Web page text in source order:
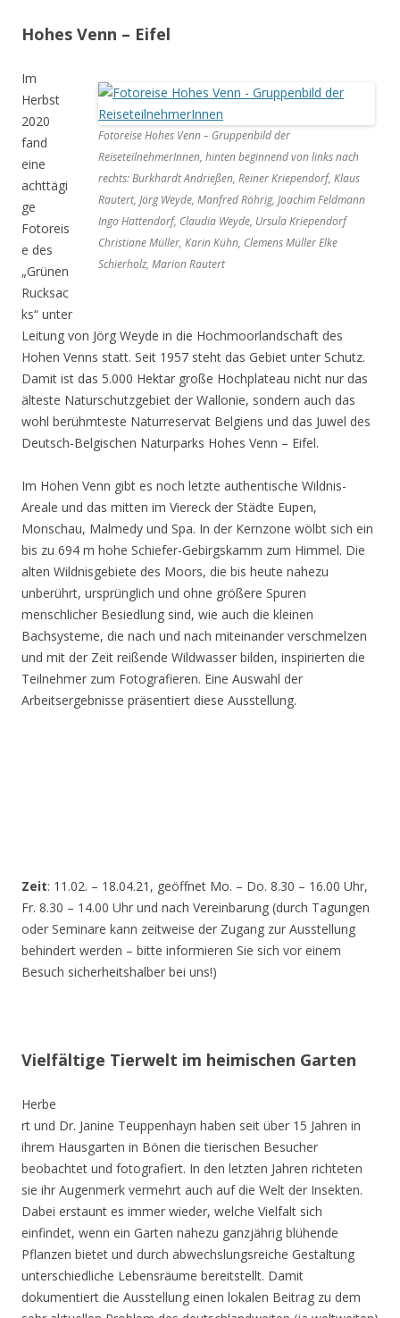
Hohes Venn – Eifel
Fotoreise Hohes Venn – Gruppenbild der
ReiseteilnehmerInnen, hinten beginnend von links nach
rechts: Burkhardt Andrießen, Reiner Kriependorf, Klaus
Rautert, Jörg Weyde, Manfred Röhrig, Joachim Feldmann
Ingo Hattendorf, Claudia Weyde, Ursula Kriependorf
Christiane Müller, Karin Kühn, Clemens Müller Elke
Schierholz, Marion Rautert
Im
Herbst
2020
fand
eine
achttägi
ge
Fotoreis
e des
„Grünen
Rucksac
ks“ unter
Leitung von Jörg Weyde in die Hochmoorlandschaft des
Hohen Venns statt. Seit 1957 steht das Gebiet unter Schutz.
Damit ist das 5.000 Hektar große Hochplateau nicht nur das
älteste Naturschutzgebiet der Wallonie, sondern auch das
wohl berühmteste Naturreservat Belgiens und das Juwel des
Deutsch-Belgischen Naturparks Hohes Venn – Eifel.
Im Hohen Venn gibt es noch letzte authentische Wildnis-
Areale und das mitten im Viereck der Städte Eupen,
Monschau, Malmedy und Spa. In der Kernzone wölbt sich ein
bis zu 694 m hohe Schiefer-Gebirgskamm zum Himmel. Die
alten Wildnisgebiete des Moors, die bis heute nahezu
unberührt, ursprünglich und ohne größere Spuren
menschlicher Besiedlung sind, wie auch die kleinen
Bachsysteme, die nach und nach miteinander verschmelzen
und mit der Zeit reißende Wildwasser bilden, inspirierten die
Teilnehmer zum Fotografieren. Eine Auswahl der
Arbeitsergebnisse präsentiert diese Ausstellung.
Zeit: 11.02. – 18.04.21, geöffnet Mo. – Do. 8.30 – 16.00 Uhr,
Fr. 8.30 – 14.00 Uhr und nach Vereinbarung (durch Tagungen
oder Seminare kann zeitweise der Zugang zur Ausstellung
behindert werden – bitte informieren Sie sich vor einem
Besuch sicherheitshalber bei uns!)
Vielfältige Tierwelt im heimischen Garten
Herbe
rt und Dr. Janine Teuppenhayn haben seit über 15 Jahren in
ihrem Hausgarten in Bönen die tierischen Besucher
beobachtet und fotografiert. In den letzten Jahren richteten
sie ihr Augenmerk vermehrt auch auf die Welt der Insekten.
Dabei erstaunt es immer wieder, welche Vielfalt sich
einfindet, wenn ein Garten nahezu ganzjährig blühende
Pflanzen bietet und durch abwechslungsreiche Gestaltung
unterschiedliche Lebensräume bereitstellt. Damit
dokumentiert die Ausstellung einen lokalen Beitrag zu dem